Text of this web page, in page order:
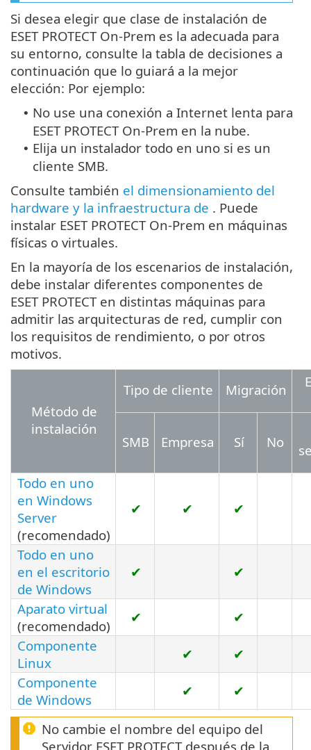
Si desea elegir que clase de instalación de
ESET PROTECT On-Prem es la adecuada para
su entorno, consulte la tabla de decisiones a
continuación que lo guiará a la mejor
elección: Por ejemplo:
• No use una conexión a Internet lenta para
ESET PROTECT On-Prem en la nube.
• Elija un instalador todo en uno si es un
cliente SMB.
Consulte también el dimensionamiento del
hardware y la infraestructura de . Puede
instalar ESET PROTECT On-Prem en máquinas
físicas o virtuales.
En la mayoría de los escenarios de instalación,
debe instalar diferentes componentes de
ESET PROTECT en distintas máquinas para
admitir las arquitecturas de red, cumplir con
los requisitos de rendimiento, o por otros
motivos.
Método de
instalación
Tipo de cliente Migración
SMB Empresa Sí No
Todo en uno
en Windows
Server
(recomendado)
✔ ✔ ✔
Todo en uno
en el escritorio
de Windows
✔ ✔
Aparato virtual
(recomendado)
✔
✔
Componente
Linux
✔
✔
Componente
de Windows
✔ ✔
No cambie el nombre del equipo del
Servidor ESET PROTECT después de la